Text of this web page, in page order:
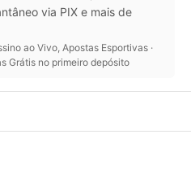
via PIX e mais de
ao Vivo, Apostas Esportivas ·
Grátis no primeiro depósito